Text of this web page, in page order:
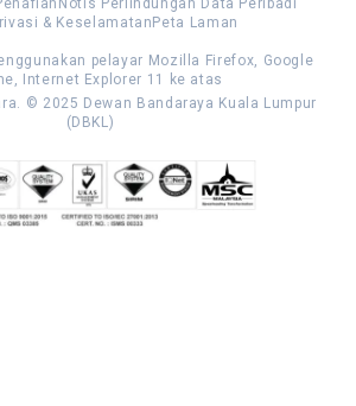
Notis Perlindungan Data Peribadi
& Keselamatan Peta Laman
pelayar Mozilla Firefox, Google
Internet Explorer 11 ke atas
© 2025 Dewan Bandaraya Kuala Lumpur
(DBKL)